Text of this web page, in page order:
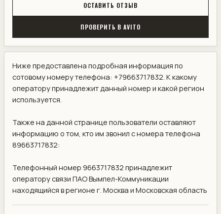
ОСТАВИТЬ ОТЗЫВ
ПРОВЕРИТЬ В AVITO
Ниже предоставлена подробная информация по
сотовому номеру телефона: +79663717832. К какому
оператору принадлежит данный номер и какой регион
используется.
Также на данной странице пользователи оставляют
информацию о том, кто им звонил с номера телефона
89663717832:
Телефонный номер 9663717832 принадлежит
оператору связи ПАО Вымпел-Коммуникации
находящийся в регионе г. Москва и Московская область